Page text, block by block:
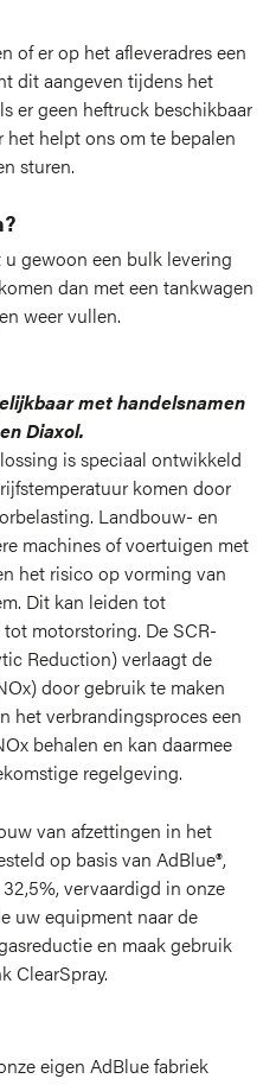
of er op het afleveradres een
dit aangeven tijdens het
er geen heftruck beschikbaar
het helpt ons om te bepalen
sturen.
gewoon een bulk levering
dan met een tankwagen
weer vullen.
met handelsnamen
Diaxol.
is speciaal ontwikkeld
komen door
Landbouw- en
machines of voertuigen met
het risico op vorming van
Dit kan leiden tot
motorstoring. De SCR-
Reduction) verlaagt de
door gebruik te maken
het verbrandingsproces een
behalen en kan daarmee
regelgeving.
van afzettingen in het
op basis van AdBlue®,
vervaardigd in onze
uw equipment naar de
en maak gebruik
ClearSpray.
eigen AdBlue fabriek